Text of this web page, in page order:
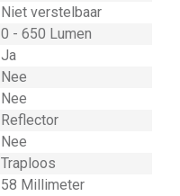
Niet verstelbaar
0 - 650 Lumen
Ja
Nee
Nee
Reflector
Nee
Traploos
58 Millimeter